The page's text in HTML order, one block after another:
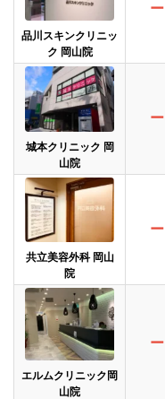
品川スキンクリニッ
ク 岡山院
ー
城本クリニック 岡
山院
ー
共立美容外科 岡山
院
ー
エルムクリニック岡
山院
ー